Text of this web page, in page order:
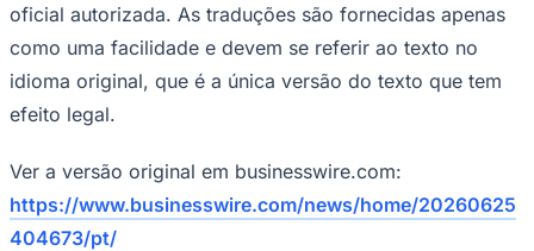
Vasco
oficial autorizada. As traduções são fornecidas apenas
como uma facilidade e devem se referir ao texto no
idioma original, que é a única versão do texto que tem
efeito legal.
Ver a versão original em businesswire.com:
https://www.businesswire.com/news/home/20260625
404673/pt/